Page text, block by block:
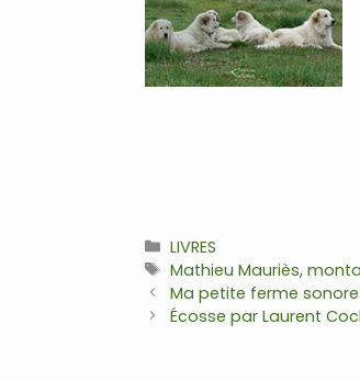
Catégories
LIVRES
Étiquettes
Mathieu Mauriès,
Navigation
des
Ma petite ferme sonore
Écosse par Laurent